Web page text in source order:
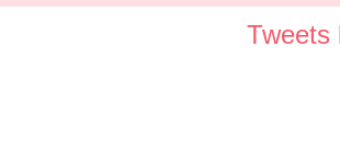
Tweets